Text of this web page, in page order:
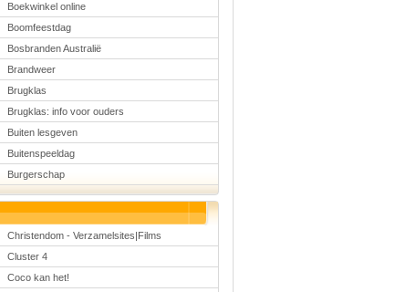
Boekwinkel online
Boomfeestdag
Bosbranden Australië
Brandweer
Brugklas
Brugklas: info voor ouders
Buiten lesgeven
Buitenspeeldag
Burgerschap
Christendom - Verzamelsites|Films
Cluster 4
Coco kan het!